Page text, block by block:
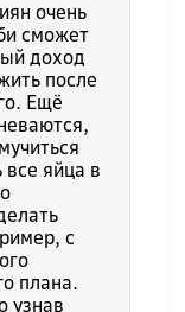
очень
сможет
доход
после
Ещё
яйца в
с
плана.
узнав